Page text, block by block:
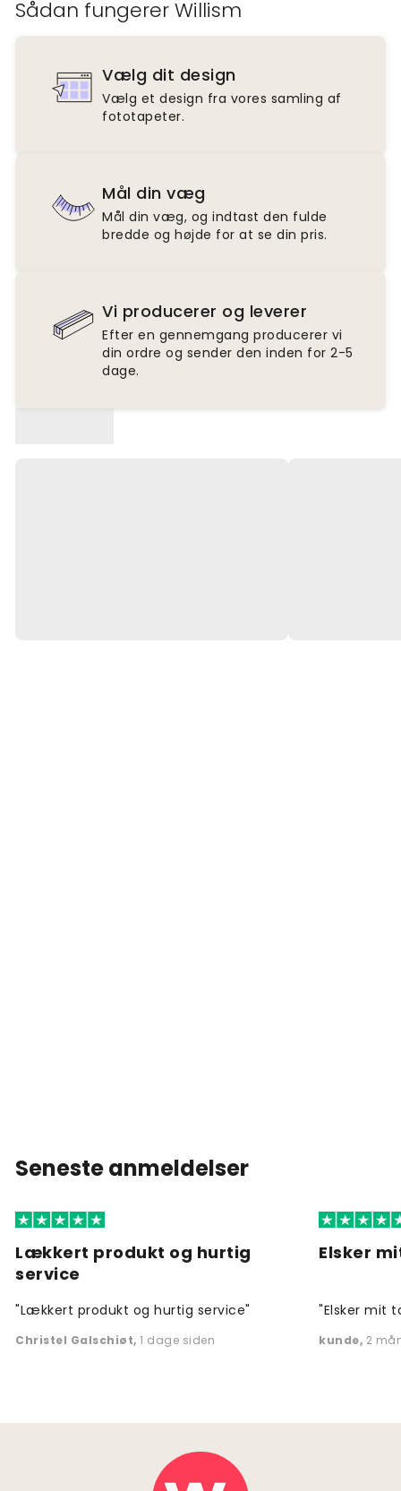
Sådan fungerer Willism
Vælg dit design
Vælg et design fra vores samling af
fototapeter.
Mål din væg
Mål din væg, og indtast den fulde
bredde og højde for at se din pris.
Vi producerer og leverer
Efter en gennemgang producerer vi
din ordre og sender den inden for 2-5
dage.
Seneste anmeldelser
Lækkert produkt og hurtig
service
"Lækkert produkt og hurtig service"
Christel Galschiøt, 1 dage siden
Elsker
"Elsker mit
kunde, 2